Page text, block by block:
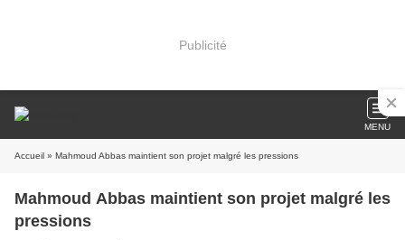
Publicité
MENU
Accueil » Mahmoud Abbas maintient son projet malgré les pressions
Mahmoud Abbas maintient son projet malgré les
pressions